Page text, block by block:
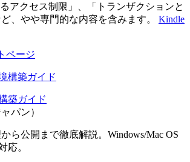
るアクセス制限」、「トランザクションと
、やや専門的な内容を含みます。 Kindle
ページ
築ガイド
パン）
ら公開まで徹底解説。Windows/Mac OS
応。